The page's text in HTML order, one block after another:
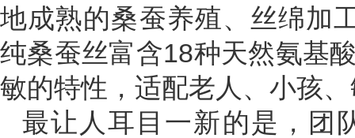
地成熟的桑蚕养殖、丝绵加
纯桑蚕丝富含18种天然氨基
敏的特性，适配老人、小孩
最让人耳目一新的是，团